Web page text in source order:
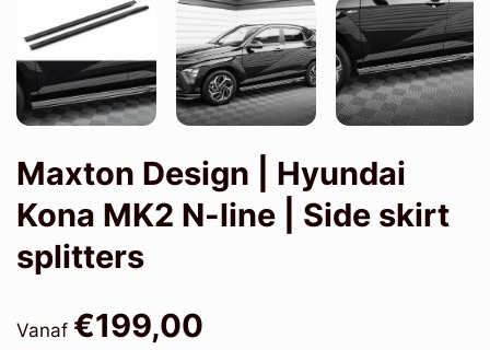
Maxton Design | Hyundai
Kona MK2 N-line | Side skirt
splitters
Vanaf €199,00